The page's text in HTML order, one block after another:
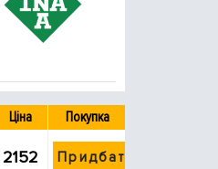
Ціна Покупка
2152 Придбати